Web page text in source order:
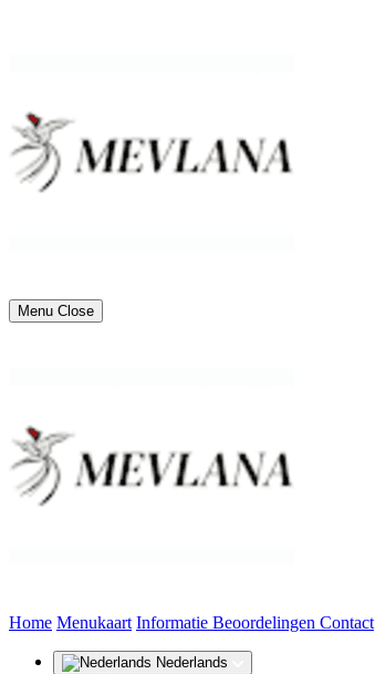
Menu Close
Home Menukaart Informatie Beoordelingen (huidige)
Contact
Nederlands